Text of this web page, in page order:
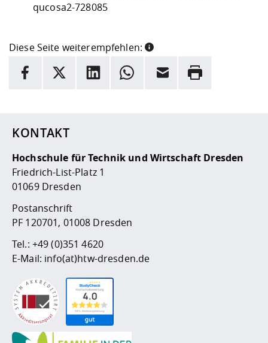
qucosa2-728085
Diese Seite weiterempfehlen:
INFORMATION
Facebook
X LinkedInWhatsappE-Mail Drucken
KONTAKT
Hochschule für Technik und Wirtschaft Dresden
Friedrich-List-Platz 1
01069 Dresden
Postanschrift
PF 120701, 01008 Dresden
Tel.: +49 (0)351 4620
E-Mail: info(at)htw-dresden.de